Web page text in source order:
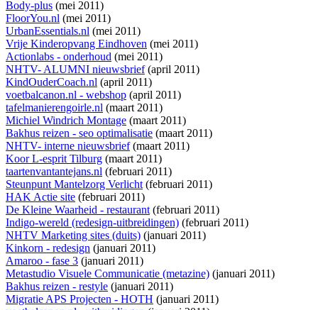
Body-plus (mei 2011)
FloorYou.nl (mei 2011)
UrbanEssentials.nl (mei 2011)
Vrije Kinderopvang Eindhoven (mei 2011)
Actionlabs - onderhoud (mei 2011)
NHTV- ALUMNI nieuwsbrief(april 2011)
KindOuderCoach.nl (april 2011)
voetbalcanon.nl - webshop (april 2011)
tafelmanierengoirle.nl (maart 2011)
Michiel Windrich Montage (maart 2011)
Bakhus reizen - seo optimalisatie (maart 2011)
NHTV- interne nieuwsbrief(maart 2011)
Koor L-esprit Tilburg (maart 2011)
taartenvantantejans.nl (februari 2011)
Steunpunt Mantelzorg Verlicht(februari 2011)
HAK Actie site (februari 2011)
De Kleine Waarheid - restaurant(februari 2011)
Indigo-wereld (redesign-uitbreidingen) (februari 2011)
NHTV Marketing sites (duits) (januari 2011)
Kinkorn - redesign (januari 2011)
Amaroo - fase 3 (januari 2011)
Metastudio Visuele Communicatie (metazine) (januari 2011)
Bakhus reizen - restyle (januari 2011)
Migratie APS Projecten - HOTH (januari 2011)